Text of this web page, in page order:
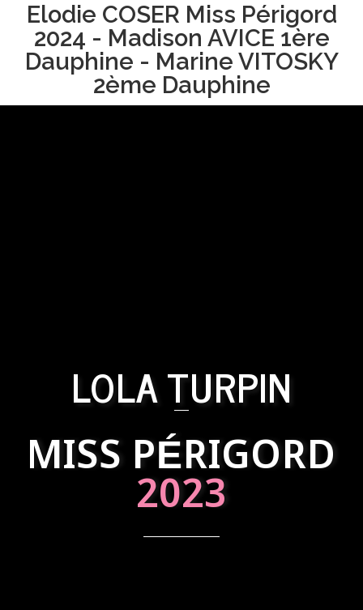
Elodie COSER Miss Périgord
2024 - Madison AVICE 1ère
Dauphine - Marine VITOSKY
2ème Dauphine
LOLA TURPIN
MISS PÉRIGORD
2023